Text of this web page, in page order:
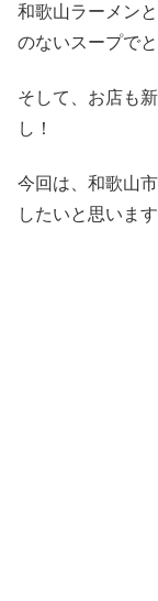
和歌山ラーメン
のないスープで
そして、お店も
し！
今回は、和歌山
したいと思います